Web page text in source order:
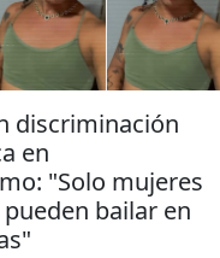
discriminación
en
"Solo mujeres
bailar en